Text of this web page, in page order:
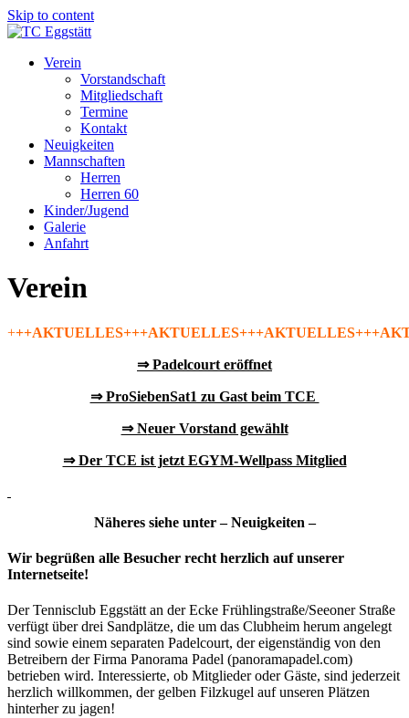
Skip to content
Verein
Vorstandschaft
Mitgliedschaft
Termine
Kontakt
Neuigkeiten
Mannschaften
Herren
Herren 60
Kinder/Jugend
Galerie
Anfahrt
Verein
+
⇒ Padelcourt eröffnet
⇒ ProSiebenSat1 zu Gast beim TCE
⇒ Neuer Vorstand gewählt
⇒ Der TCE ist jetzt EGYM-Wellpass Mitglied
Näheres siehe unter – Neuigkeiten –
Wir begrüßen alle Besucher recht herzlich auf unserer
Internetseite!
Der Tennisclub Eggstätt an der Ecke Frühlingstraße/Seeoner Straße
verfügt über drei Sandplätze, die um das Clubheim herum angelegt
sind sowie einem separaten Padelcourt, der eigenständig von den
Betreibern der Firma Panorama Padel (panoramapadel.com)
betrieben wird. Interessierte, ob Mitglieder oder Gäste, sind jederzeit
herzlich willkommen, der gelben Filzkugel auf unseren Plätzen
hinterher zu jagen!